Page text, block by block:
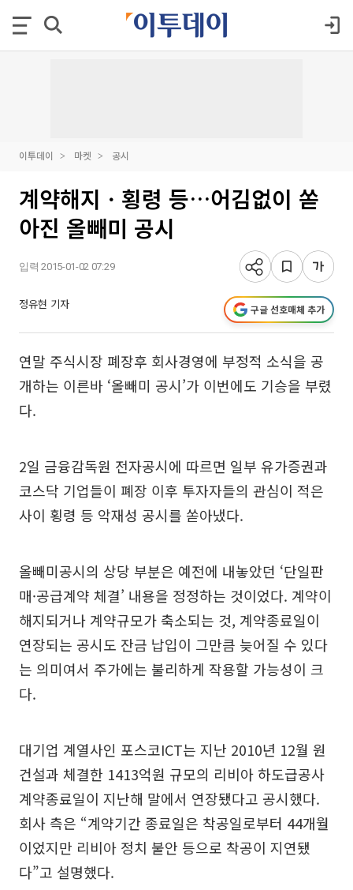
이투데이 마켓 공시
계약해지ㆍ횡령 등…어김없이 쏟
아진 올빼미 공시
입력 2015-01-02 07:29
정유현 기자 구글 선호매체 추가
연말 주식시장 폐장후 회사경영에 부정적 소식을 공
개하는 이른바 ‘올빼미 공시’가 이번에도 기승을 부렸
다.
2일 금융감독원 전자공시에 따르면 일부 유가증권과
코스닥 기업들이 폐장 이후 투자자들의 관심이 적은
사이 횡령 등 악재성 공시를 쏟아냈다.
올빼미공시의 상당 부분은 예전에 내놓았던 ‘단일판
매·공급계약 체결’ 내용을 정정하는 것이었다. 계약이
해지되거나 계약규모가 축소되는 것, 계약종료일이
연장되는 공시도 잔금 납입이 그만큼 늦어질 수 있다
는 의미여서 주가에는 불리하게 작용할 가능성이 크
다.
대기업 계열사인 포스코ICT는 지난 2010년 12월 원
건설과 체결한 1413억원 규모의 리비아 하도급공사
계약종료일이 지난해 말에서 연장됐다고 공시했다.
회사 측은 “계약기간 종료일은 착공일로부터 44개월
이었지만 리비아 정치 불안 등으로 착공이 지연됐
다”고 설명했다.